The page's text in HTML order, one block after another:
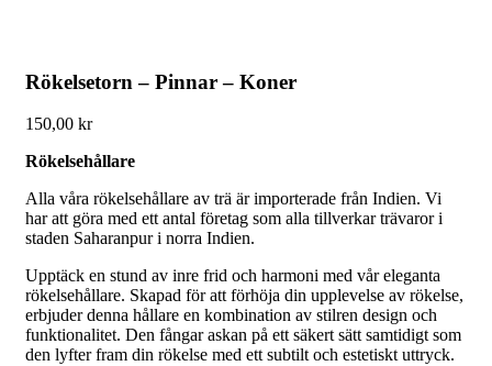
Rökelsetorn – Pinnar – Koner
150,00 kr
Rökelsehållare
Alla våra rökelsehållare av trä är importerade från Indien. Vi
har att göra med ett antal företag som alla tillverkar trävaror i
staden Saharanpur i norra Indien.
Upptäck en stund av inre frid och harmoni med vår eleganta
rökelsehållare. Skapad för att förhöja din upplevelse av rökelse,
erbjuder denna hållare en kombination av stilren design och
funktionalitet. Den fångar askan på ett säkert sätt samtidigt som
den lyfter fram din rökelse med ett subtilt och estetiskt uttryck.